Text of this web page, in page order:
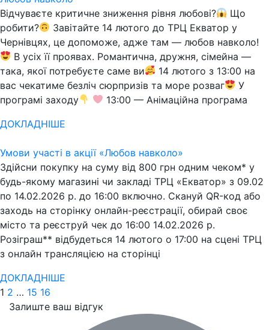
Відчуваєте критичне зниження рівня любові?
Що
робити?
Завітайте 14 лютого до ТРЦ Екватор у
Чернівцях, це допоможе, адже там — любов навколо!
В усіх її проявах. Романтична, дружня, сімейна —
така, якої потребуєте саме ви
14 лютого з 13:00 на
вас чекатиме безліч сюрпризів та море розваг
У
програмі заходу
13:00 — Анімаційна програма
ДОКЛАДНІШЕ
Умови участі в акції «Любов навколо»
Здійсни покупку на суму від 800 грн одним чеком* у
будь-якому магазині чи закладі ТРЦ «Екватор» з 09.02
по 14.02.2026 р. до 16:00 включно. Скануй QR-код або
заходь на сторінку онлайн-реєстрації, обирай своє
місто та реєструй чек до 16:00 14.02.2026 р.
Розіграш** відбудеться 14 лютого о 17:00 на сцені ТРЦ
з онлайн трансляцією на сторінці
ДОКЛАДНІШЕ
1 2 … 15 16
Залиште ваш відгук